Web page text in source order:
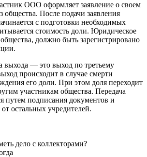
ООО оформляет заявление о своем
После подачи заявления
с подготовки необходимых
стоимость доли. Юридическое
должно быть зарегистрировано
выхода — это выход по третьему
происходит в случае смерти
его доли. При этом доля переходит
участникам общества. Передача
путем подписания документов и
остальных учредителей.
дело с коллекторами?